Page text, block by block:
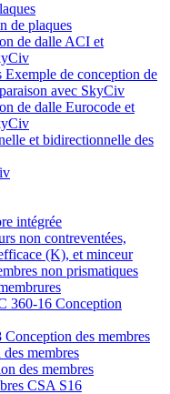
de plaques
de dalle ACI et
Exemple de conception de
avec SkyCiv
de dalle Eurocode et
et bidirectionnelle des
intégrée
non contreventées,
(K), et minceur
non prismatiques
360-16 Conception
des membres
membres
des membres
CSA S16